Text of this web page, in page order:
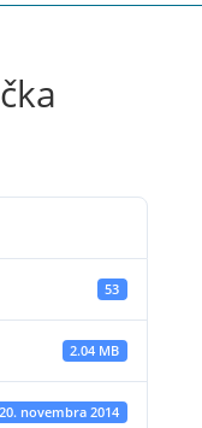
53
2.04 MB
20. novembra 2014